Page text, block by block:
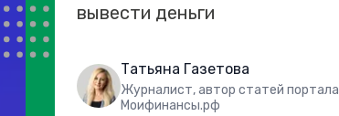
вывести деньги
Татьяна Газетова
Журналист, автор статей портала
Моифинансы.рф